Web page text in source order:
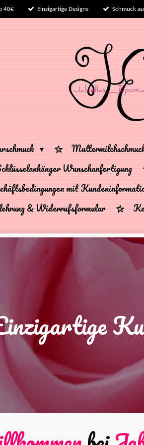
40€ Einzigartige Designs Schmuck
Wunschanfertigung
mit
& Widerrufsformular